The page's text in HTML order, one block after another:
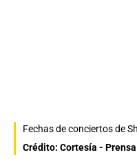
Fechas de conciertos de
Crédito: Cortesía -